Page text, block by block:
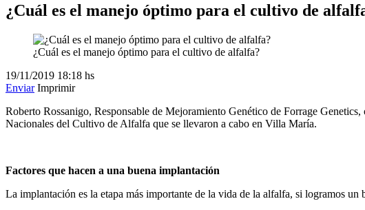
¿Cuál es el manejo óptimo para el cultivo de
¿Cuál es el manejo óptimo para el cultivo de alfalfa?
19/11/2019 18:18 hs
Enviar Imprimir
Roberto Rossanigo, Responsable de Mejoramiento Genético de Forrage
Nacionales del Cultivo de Alfalfa que se llevaron a cabo en Villa María.
Factores que hacen a una buena implantación
La implantación es la etapa más importante de la vida de la alfalfa, si logramos